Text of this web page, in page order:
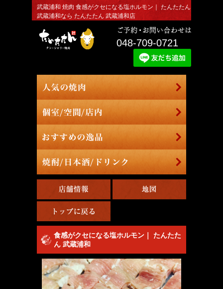
武蔵浦和 焼肉 食感がクセになる塩ホルモン｜ たんたたん
武蔵浦和なら たんたたん 武蔵浦和店
048-709-0721
食感がクセになる塩ホルモン｜ たんたた
ん 武蔵浦和